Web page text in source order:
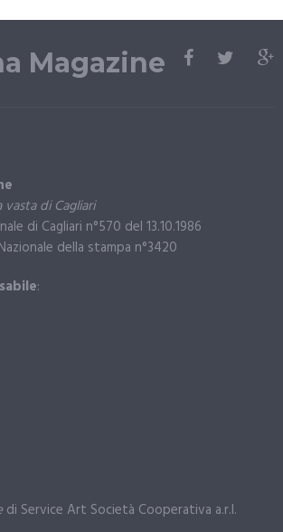
Magazine
vasta di Cagliari
di Cagliari n°570 del 13.10.1986
della stampa n°3420
:
di Service Art Società Cooperativa a.r.l.